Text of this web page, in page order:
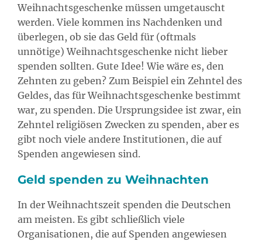
Weihnachtsgeschenke müssen umgetauscht
werden. Viele kommen ins Nachdenken und
überlegen, ob sie das Geld für (oftmals
unnötige) Weihnachtsgeschenke nicht lieber
spenden sollten. Gute Idee! Wie wäre es, den
Zehnten zu geben? Zum Beispiel ein Zehntel des
Geldes, das für Weihnachtsgeschenke bestimmt
war, zu spenden. Die Ursprungsidee ist zwar, ein
Zehntel religiösen Zwecken zu spenden, aber es
gibt noch viele andere Institutionen, die auf
Spenden angewiesen sind.
Geld spenden zu Weihnachten
In der Weihnachtszeit spenden die Deutschen
am meisten. Es gibt schließlich viele
Organisationen, die auf Spenden angewiesen